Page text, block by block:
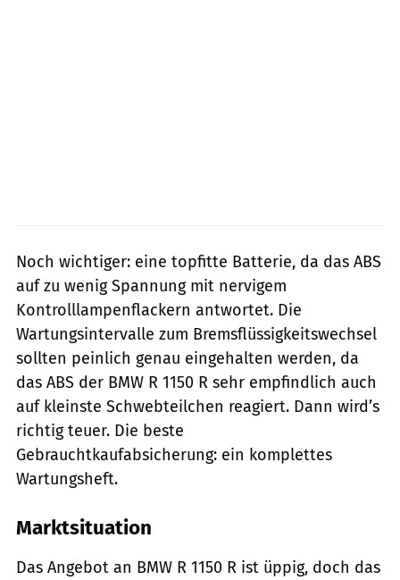
Noch wichtiger: eine topfitte Batterie, da das ABS
auf zu wenig Spannung mit nervigem
Kontrolllampenflackern antwortet. Die
Wartungsintervalle zum Bremsflüssigkeitswechsel
sollten peinlich genau eingehalten werden, da
das ABS der BMW R 1150 R sehr empfindlich auch
auf kleinste Schwebteilchen reagiert. Dann wird’s
richtig teuer. Die beste
Gebrauchtkaufabsicherung: ein komplettes
Wartungsheft.
Marktsituation
Das Angebot an BMW R 1150 R ist üppig, doch das